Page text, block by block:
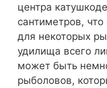
центра
сантиметров,
для некоторых
удилища всего
может быть
рыболовов,